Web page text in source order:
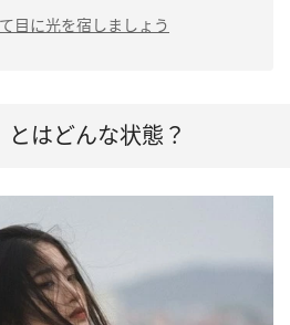
目に光を宿しましょう
とはどんな状態？